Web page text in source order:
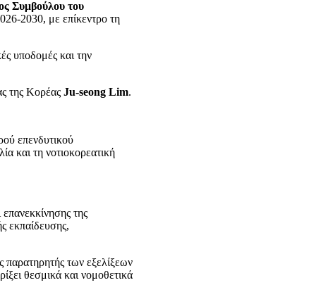
Συμβούλου του
2030, με επίκεντρο τη
υποδομές και την
της Κορέας Ju-seong Lim.
επενδυτικού
και τη νοτιοκορεατική
της
εκπαίδευσης,
παρατηρητής των εξελίξεων
θεσμικά και νομοθετικά